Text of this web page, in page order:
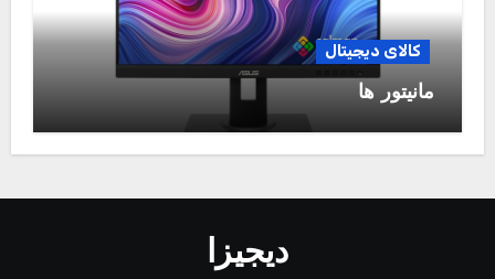
کالای دیجیتال
مانیتور ها
دیجیزا